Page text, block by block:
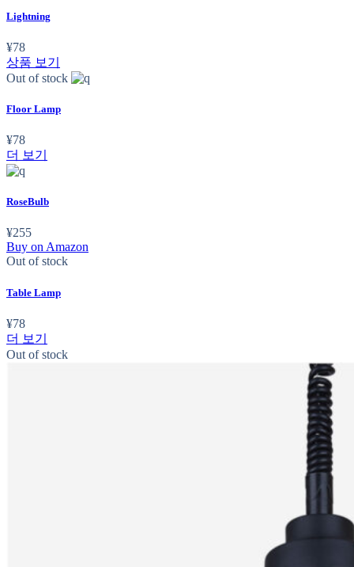
Lightning
¥78
상품 보기
Out of stock
Floor Lamp
¥78
더 보기
RoseBulb
¥255
Buy on Amazon
Out of stock
Table Lamp
¥78
더 보기
Out of stock